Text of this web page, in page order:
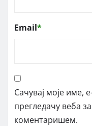
Email*
Сачувај моје име,
прегледачу веба
коментаришем.